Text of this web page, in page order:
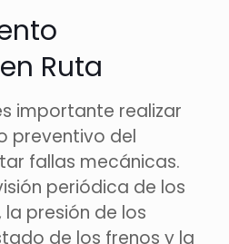
Ruta
importante realizar
preventivo del
fallas mecánicas.
periódica de los
la presión de los
de los frenos y la